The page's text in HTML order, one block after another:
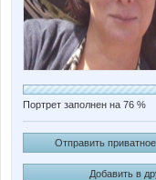
Портрет заполнен на 76 %
Отправить
Добавить в